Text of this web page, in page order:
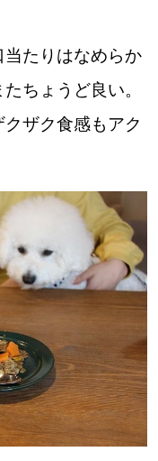
】
市
当たりはなめらか
ちょうど良い。
ザク食感もアク